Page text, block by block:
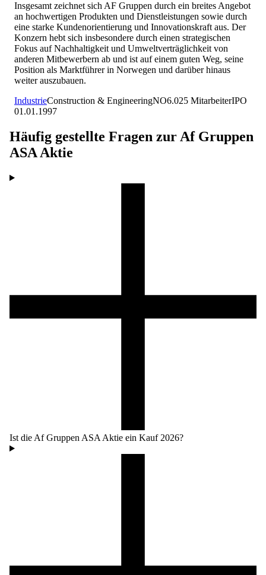
Insgesamt zeichnet sich AF Gruppen durch ein breites Angebot
an hochwertigen Produkten und Dienstleistungen sowie durch
eine starke Kundenorientierung und Innovationskraft aus. Der
Konzern hebt sich insbesondere durch einen strategischen
Fokus auf Nachhaltigkeit und Umweltverträglichkeit von
anderen Mitbewerbern ab und ist auf einem guten Weg, seine
Position als Marktführer in Norwegen und darüber hinaus
weiter auszubauen.
IndustrieConstruction & EngineeringNO6.025 MitarbeiterIPO
01.01.1997
Häufig gestellte Fragen zur Af Gruppen
ASA Aktie
Ist die Af Gruppen ASA Aktie ein Kauf 2026?